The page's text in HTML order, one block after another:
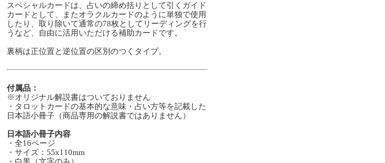
スペシャルカードは、占いの締め括りとして引くガイド
カードとして、またオラクルカードのように単独で使用
したり、取り除いて通常の78枚としてリーディングを行
うなど、自由に活用いただける補助カードです。
裏柄は正位置と逆位置の区別のつくタイプ。
付属品：
※オリジナル解説書はついておりません
・タロットカードの基本的な意味・占い方等を記載した
日本語小冊子（商品専用の解説書ではありません）
日本語小冊子内容
・全16ページ
・サイズ：55x110mm